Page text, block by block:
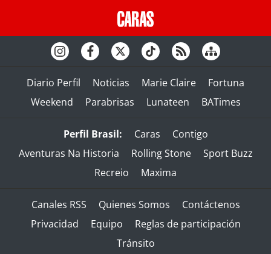
Diario Perfil Noticias Marie Claire
Fortuna
Weekend
Parabrisas Lunateen BATimes
Perfil Brasil: Caras
Contigo
Aventuras Na Historia
Rolling Stone
Sport Buzz
Recreio
Maxima
Canales RSS Quienes Somos
Contáctenos
Privacidad
Equipo
Reglas de participación
Tránsito